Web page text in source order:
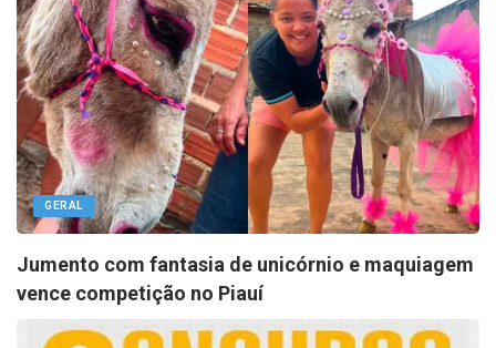
GERAL
Jumento com fantasia de unicórnio e maquiagem
vence competição no Piauí